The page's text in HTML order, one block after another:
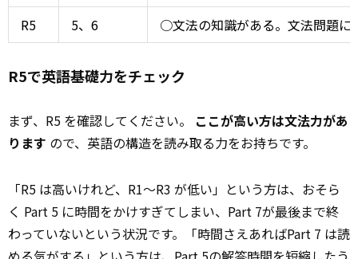
R5
5、6 ○文法の知識がある。文法問題に
R5で英語基礎力をチェック
まず、R5 を確認してください。 ここが高い方は文法力があ
ります ので、英語の構造を読み取る力をお持ちです。
「R5 は高いけれど、R1～R3 が低い」という方は、おそら
く Part 5 に時間をかけすぎてしまい、Part 7が最後まで終
わっていないという状況です。「時間さえあればPart 7 は読